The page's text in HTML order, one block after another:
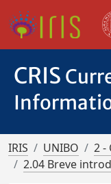
CRIS
IRIS UNIBO
2 -
2.04 Breve